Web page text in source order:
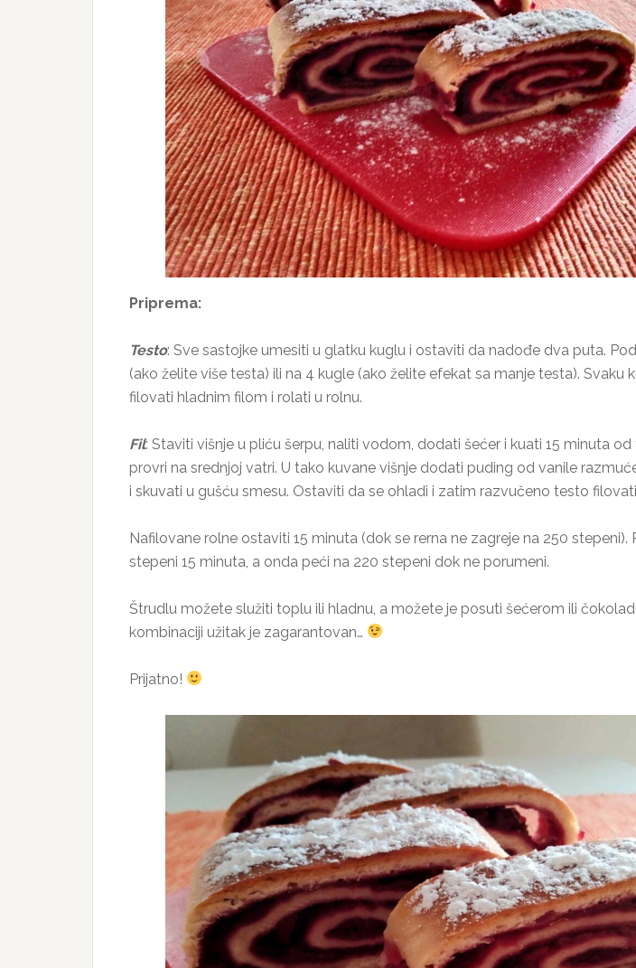
Priprema:
Testo: Sve sastojke umesiti u glatku kuglu i ostaviti da nadođe dva puta.
(ako želite više testa) ili na 4 kugle (ako želite efekat sa manje testa). Svaku
filovati hladnim filom i rolati u rolnu.
Fil: Staviti višnje u pliću šerpu, naliti vodom, dodati šećer i kuati 15 minuta
provri na srednjoj vatri. U tako kuvane višnje dodati puding od vanile
i skuvati u gušću smesu. Ostaviti da se ohladi i zatim razvučeno testo
Nafilovane rolne ostaviti 15 minuta (dok se rerna ne zagreje na 250 stepeni).
stepeni 15 minuta, a onda peći na 220 stepeni dok ne porumeni.
Štrudlu možete služiti toplu ili hladnu, a možete je posuti šećerom ili
kombinaciji užitak je zagarantovan…
Prijatno!